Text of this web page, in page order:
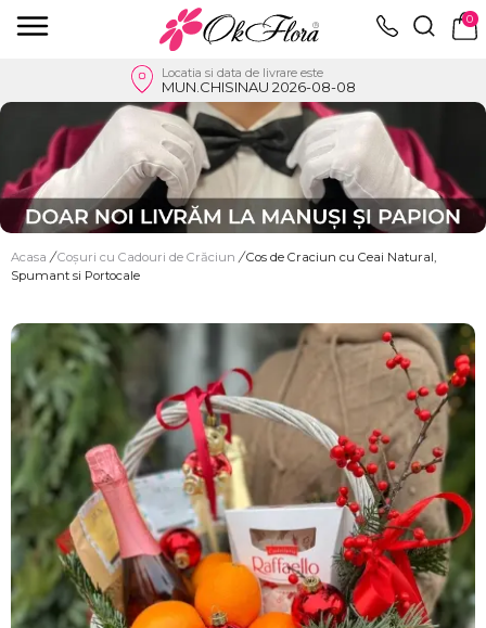
0
Locatia si data de livrare este
MUN.CHISINAU 2026-08-08
Acasa / Coșuri cu Cadouri de Crăciun / Cos de Craciun cu Ceai Natural,
Spumant si Portocale